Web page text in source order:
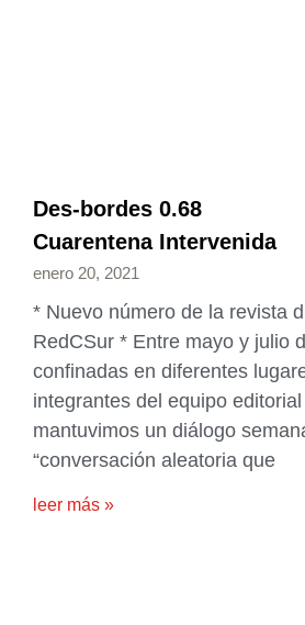
Des-bordes 0.68
Cuarentena Intervenida
enero 20, 2021
* Nuevo número de la revista
RedCSur * Entre mayo y julio
confinadas en diferentes
integrantes del equipo
mantuvimos un diálogo
“conversación aleatoria que
leer más »